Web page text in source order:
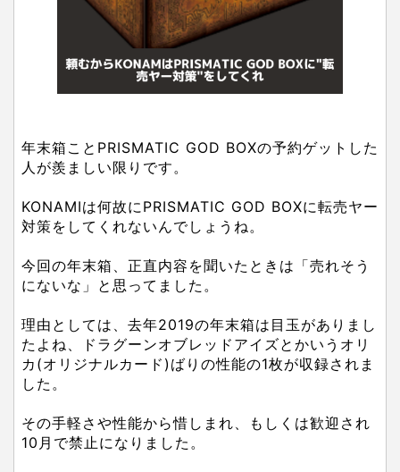
年末箱ことPRISMATIC GOD BOXの予約ゲットした
人が羨ましい限りです。
KONAMIは何故にPRISMATIC GOD BOXに転売ヤー
対策をしてくれないんでしょうね。
今回の年末箱、正直内容を聞いたときは「売れそう
にないな」と思ってました。
理由としては、去年2019の年末箱は目玉がありまし
たよね、ドラグーンオブレッドアイズとかいうオリ
カ(オリジナルカード)ばりの性能の1枚が収録されま
した。
その手軽さや性能から惜しまれ、もしくは歓迎され
10月で禁止になりました。